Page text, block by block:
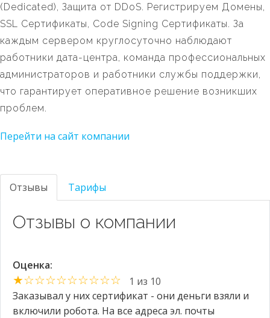
(Dedicated), Защита от DDoS. Регистрируем Домены,
SSL Сертификаты, Code Signing Сертификаты. За
каждым сервером круглосуточно наблюдают
работники дата-центра, команда профессиональных
администраторов и работники службы поддержки,
что гарантирует оперативное решение возникших
проблем.
Перейти на сайт компании
Отзывы Тарифы
Отзывы о компании
Оценка:
★☆☆☆☆☆☆☆☆☆
1 из 10
Заказывал у них сертификат - они деньги взяли и
включили робота. На все адреса эл. почты